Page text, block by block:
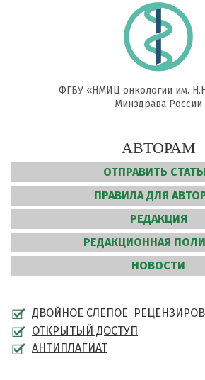
ФГБУ «НМИЦ онкологии им.
Минздрава России
АВТОРАМ
ОТПРАВИТЬ
ПРАВИЛА ДЛЯ
РЕДАКЦИЯ
РЕДАКЦИОННАЯ
НОВОСТИ
ДВОЙНОЕ СЛЕПОЕ
ОТКРЫТЫЙ ДОСТУП
АНТИПЛАГИАТ